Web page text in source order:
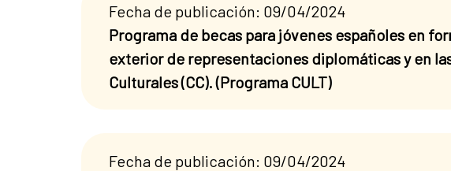
Fecha de publicación: 09/04/2024
Programa de becas para jóvenes españoles en
exterior de representaciones diplomáticas y en
Culturales (CC). (Programa CULT)
Fecha de publicación: 09/04/2024